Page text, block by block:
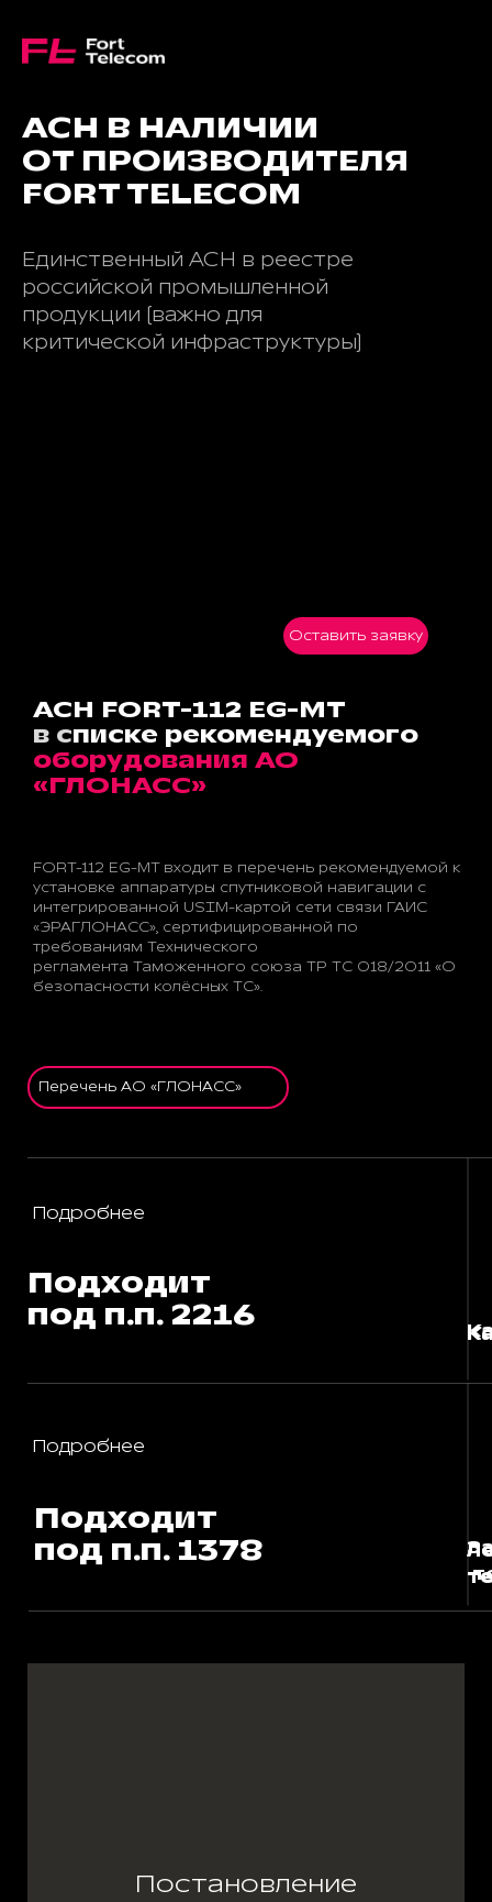
Единственный АСН в реестре
российской промышленной
продукции (важно для
критической инфраструктуры)
Оставить заявку
АСН В НАЛИЧИИ
ОТ ПРОИЗВОДИТЕЛЯ
FORT TELECOM
Перечень АО «ГЛОНАСС»
FORT-112 EG-MT входит в перечень рекомендуемой к
установке аппаратуры спутниковой навигации с
интегрированной USIM-картой сети связи ГАИС
«ЭРАГЛОНАСС», сертифицированной по
требованиям Технического
регламента Таможенного союза ТР ТС 018/2011 «О
безопасности колёсных ТС».
АСН FORT-112 EG-MT
в списке рекомендуемого
оборудования АО
«ГЛОНАСС»
Подходит
под п.п. 2216
Подробнее
Подходит
под п.п. 1378
Подробнее
Постановление